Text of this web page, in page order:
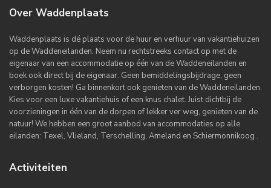
Over Waddenplaats
Waddenplaats is dé plaats voor de huur en verhuur van vakantiehuizen
op de Waddeneilanden. Neem nu rechtstreeks contact op met de
eigenaar van een accommodatie op één van de Waddeneilanden en
boek ook direct bij de eigenaar. Geen bemiddelingsbijdrage, geen
verborgen kosten! Ga binnenkort ook genieten van de Waddeneilanden.
Kies voor een luxe vakantiehuis of een knus chalet. Juist dichtbij de
voorzieningen in één van de dorpen of lekker ver weg, genieten van de
natuur! We hebben een groot aanbod van accommodaties op alle
eilanden: Texel, Vlieland, Terschelling, Ameland en Schiermonnikoog .
Activiteiten